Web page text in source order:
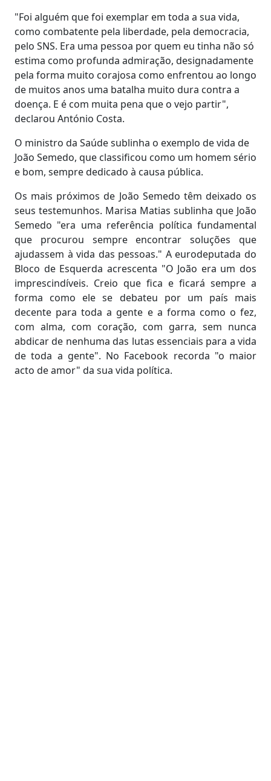
"Foi alguém que foi exemplar em toda a sua vida,
como combatente pela liberdade, pela democracia,
pelo SNS. Era uma pessoa por quem eu tinha não só
estima como profunda admiração, designadamente
pela forma muito corajosa como enfrentou ao longo
de muitos anos uma batalha muito dura contra a
doença. E é com muita pena que o vejo partir",
declarou António Costa.
O ministro da Saúde sublinha o exemplo de vida de
João Semedo, que classificou como um homem sério
e bom, sempre dedicado à causa pública.
Os mais próximos de João Semedo têm deixado os
seus testemunhos. Marisa Matias sublinha que João
Semedo "era uma referência política fundamental
que procurou sempre encontrar soluções que
ajudassem à vida das pessoas." A eurodeputada do
Bloco de Esquerda acrescenta "O João era um dos
imprescindíveis. Creio que fica e ficará sempre a
forma como ele se debateu por um país mais
decente para toda a gente e a forma como o fez,
com alma, com coração, com garra, sem nunca
abdicar de nenhuma das lutas essenciais para a vida
de toda a gente". No Facebook recorda "o maior
acto de amor" da sua vida política.